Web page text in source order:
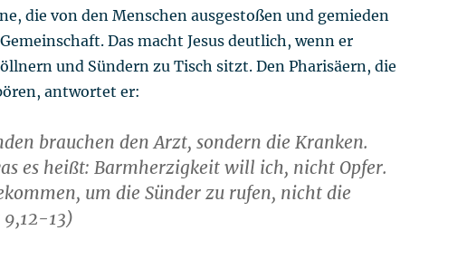
die von den Menschen ausgestoßen und gemieden
Das macht Jesus deutlich, wenn er
und Sündern zu Tisch sitzt. Den Pharisäern, die
antwortet er:
brauchen den Arzt, sondern die Kranken.
es heißt: Barmherzigkeit will ich, nicht Opfer.
um die Sünder zu rufen, nicht die
13)